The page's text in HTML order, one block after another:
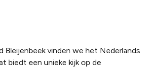
Bleijenbeek vinden we het Nederlands
biedt een unieke kijk op de